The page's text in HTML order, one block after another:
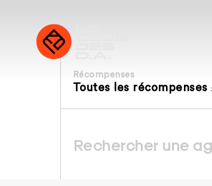
Récompenses
Toutes les récompenses